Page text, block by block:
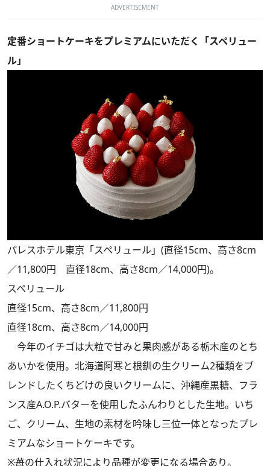
ADVERTISEMENT
定番ショートケーキをプレミアムにいただく「スペリュー
ル」
パレスホテル東京「スペリュール」(直径15cm、高さ8cm
／11,800円 直径18cm、高さ8cm／14,000円)。
スペリュール
直径15cm、高さ8cm／11,800円
直径18cm、高さ8cm／14,000円
今年のイチゴは大粒で甘みと果肉感がある栃木産のとち
あいかを使用。北海道阿寒と根釧の生クリーム2種類をブ
レンドしたくちどけの良いクリームに、沖縄産黒糖、フラ
ンス産A.O.P.バターを使用したふんわりとした生地。いち
ご、クリーム、生地の素材を吟味し三位一体となったプレ
ミアムなショートケーキです。
※苺の仕入れ状況により品種が変更になる場合あり。